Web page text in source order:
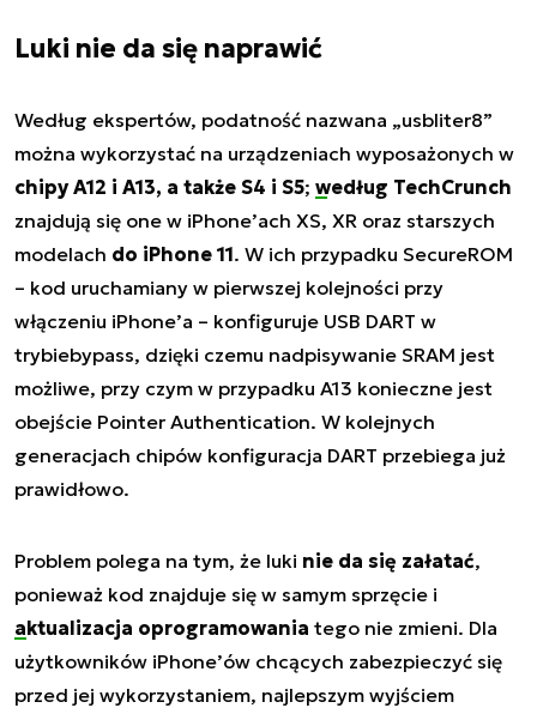
Luki nie da się naprawić
Według ekspertów, podatność nazwana „usbliter8”
można wykorzystać na urządzeniach wyposażonych w
chipy A12 i A13, a także S4 i S5; według TechCrunch
znajdują się one w iPhone’ach XS, XR oraz starszych
modelach do iPhone 11. W ich przypadku SecureROM
– kod uruchamiany w pierwszej kolejności przy
włączeniu iPhone’a – konfiguruje USB DART w
trybiebypass, dzięki czemu nadpisywanie SRAM jest
możliwe, przy czym w przypadku A13 konieczne jest
obejście Pointer Authentication. W kolejnych
generacjach chipów konfiguracja DART przebiega już
prawidłowo.
Problem polega na tym, że luki nie da się załatać,
ponieważ kod znajduje się w samym sprzęcie i
aktualizacja oprogramowania tego nie zmieni. Dla
użytkowników iPhone’ów chcących zabezpieczyć się
przed jej wykorzystaniem, najlepszym wyjściem